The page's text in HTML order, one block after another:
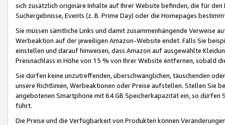
sich zusätzlich originäre Inhalte auf Ihrer Website befinden, die für
Suchergebnisse, Events (z. B. Prime Day) oder die Homepages
Sie müssen sämtliche Links und damit zusammenhängende
Werbeaktion auf der jeweiligen Amazon-Website endet. Falls Sie
einstellen und darauf hinweisen, dass Amazon auf ausgewählte
Preisnachlass in Höhe von 15 % von Ihrer Website entfernen, sobald
Sie dürfen keine unzutreffenden, überschwänglichen, täuschenden
unsere Richtlinien, Werbeaktionen oder Preise aufstellen. Stellen Sie
angebotenen Smartphone mit 64 GB Speicherkapazität ein, so dürfen
führt.
Die Preise und die Verfügbarkeit von Produkten können